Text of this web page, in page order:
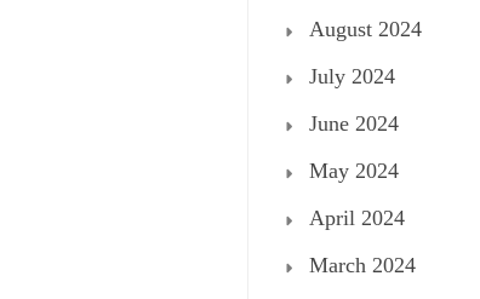
August 2024
July 2024
June 2024
May 2024
April 2024
March 2024